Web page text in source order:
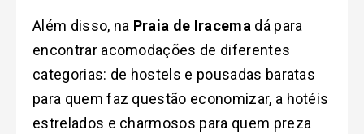
Além disso, na Praia de Iracema dá para
encontrar acomodações de diferentes
categorias: de hostels e pousadas baratas
para quem faz questão economizar, a hotéis
estrelados e charmosos para quem preza